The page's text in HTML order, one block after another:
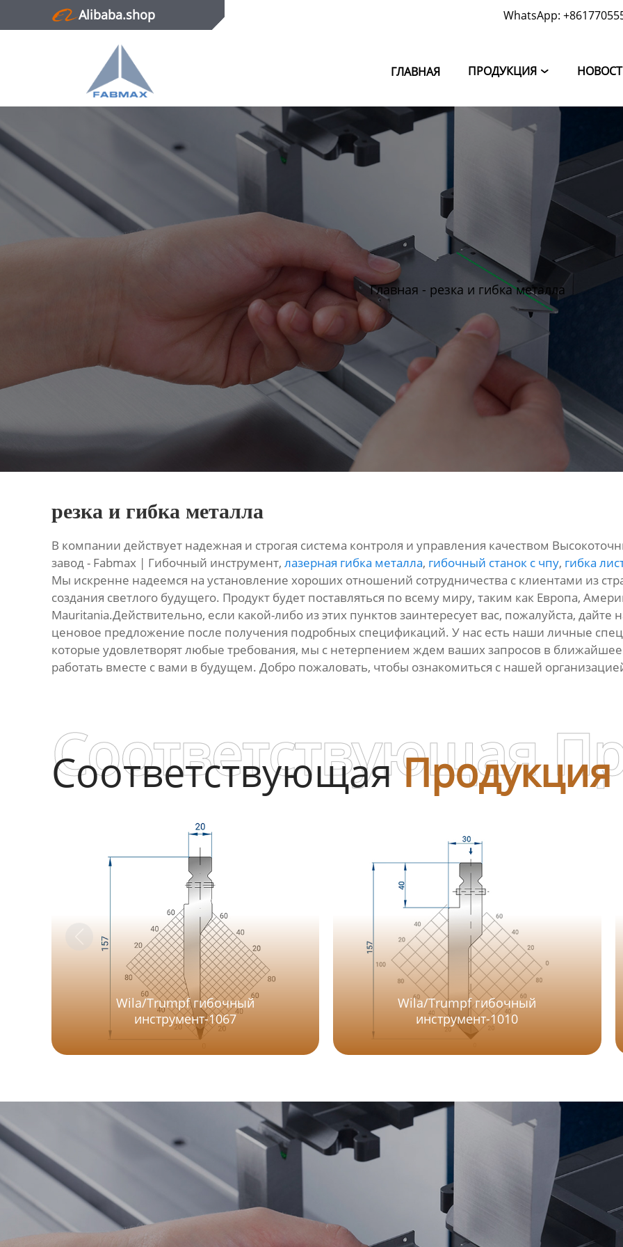
Alibaba.shop WhatsApp:
ГЛАВНАЯ ПРОДУКЦИЯ 
Главная
Контактная информация
Главная - резка и гибка металла
резка и гибка металла
В компании действует надежная и строгая система контроля и управления качеством
завод - Fabmax | Гибочный инструмент, лазерная гибка металла, гибочный станок с чпу, гибка
Мы искренне надеемся на установление хороших отношений сотрудничества с клиентами из
создания светлого будущего. Продукт будет поставляться по всему миру, таким как Европа,
Mauritania.Действительно, если какой-либо из этих пунктов заинтересует вас, пожалуйста,
ценовое предложение после получения подробных спецификаций. У нас есть наши личные
которые удовлетворят любые требования, мы с нетерпением ждем ваших запросов в
работать вместе с вами в будущем. Добро пожаловать, чтобы ознакомиться с нашей
СоответствующаяПродукция
Соответствующая
Wila/Trumpf гибочный
инструмент-1067
Wila/Trumpf гибочный
инструмент-1010